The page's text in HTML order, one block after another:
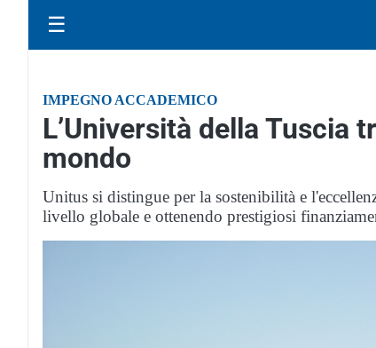
☰
IMPEGNO ACCADEMICO
L’Università della Tuscia
mondo
Unitus si distingue per la sostenibilità e
livello globale e ottenendo prestigiosi